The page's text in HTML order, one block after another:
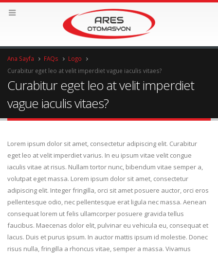
Ana Sayfa FAQs
Logo
Curabitur eget leo at velit imperdiet vague iaculis vitaes?
Curabitur eget leo at velit imperdiet
vague iaculis vitaes?
Lorem ipsum dolor sit amet, consectetur adipiscing elit. Curabitur
eget leo at velit imperdiet varius. In eu ipsum vitae velit congue
iaculis vitae at risus. Nullam tortor nunc, bibendum vitae semper a,
volutpat eget massa. Lorem ipsum dolor sit amet, consectetur
adipiscing elit. Integer fringilla, orci sit amet posuere auctor, orci eros
pellentesque odio, nec pellentesque erat ligula nec massa. Aenean
consequat lorem ut felis ullamcorper posuere gravida tellus
faucibus. Maecenas dolor elit, pulvinar eu vehicula eu, consequat et
lacus. Duis et purus ipsum. In auctor mattis ipsum id molestie. Donec
risus nulla, fringilla a rhoncus vitae, semper a massa. Vivamus